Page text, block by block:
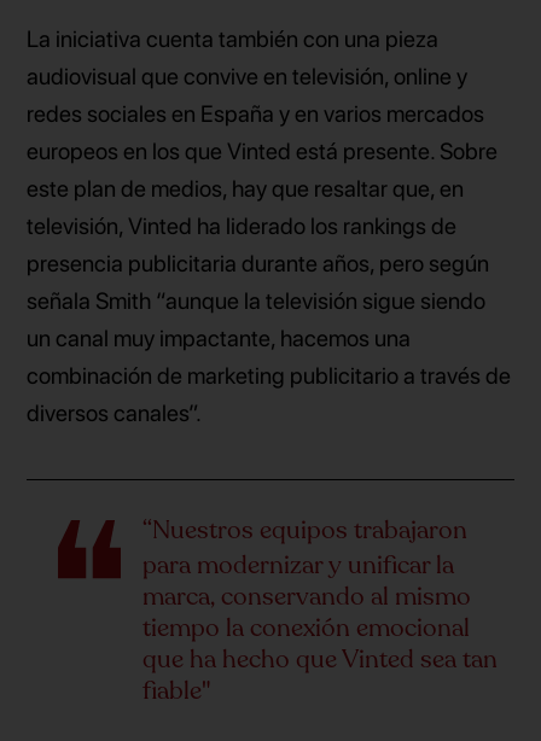
La iniciativa cuenta también con una pieza
audiovisual que convive en televisión, online y
redes sociales en España y en varios mercados
europeos en los que Vinted está presente. Sobre
este plan de medios, hay que resaltar que, en
televisión, Vinted ha liderado los rankings de
presencia publicitaria durante años, pero según
señala Smith “aunque la televisión sigue siendo
un canal muy impactante, hacemos una
combinación de marketing publicitario a través de
diversos canales”.
“Nuestros equipos trabajaron
para modernizar y unificar la
marca, conservando al mismo
tiempo la conexión emocional
que ha hecho que Vinted sea tan
fiable"